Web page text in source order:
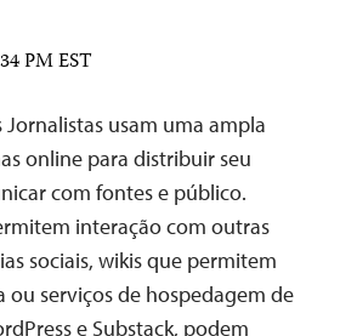
PM EST
Jornalistas usam uma ampla
online para distribuir seu
com fontes e público.
interação com outras
sociais, wikis que permitem
serviços de hospedagem de
e Substack, podem